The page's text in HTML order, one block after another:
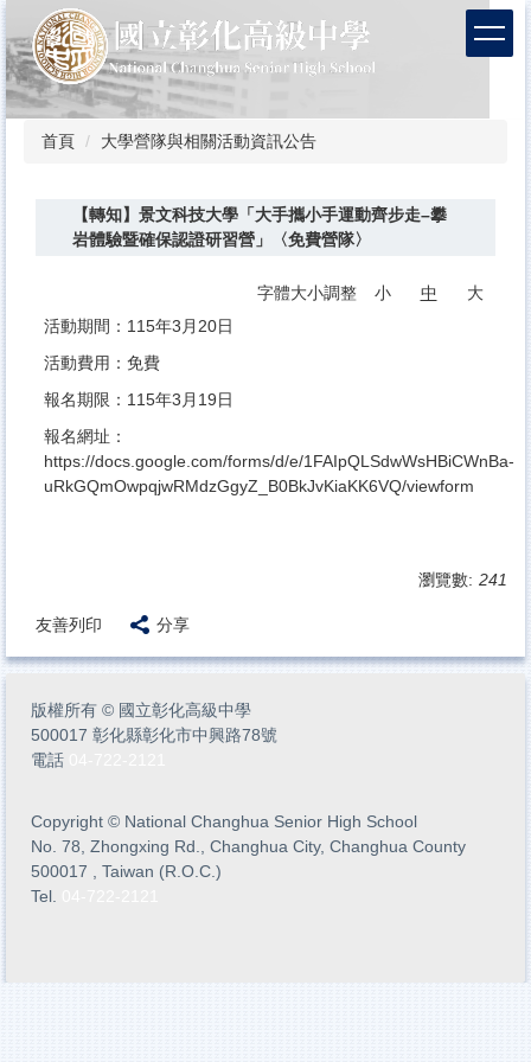
到
主
要
內
首頁 大學營隊與相關活動資訊公告
【轉知】景文科技大學「大手攜小手運動齊步走–攀
岩體驗暨確保認證研習營」〈免費營隊〉
字體大小調整 小 中
大
活動期間：115年3月20日
活動費用：免費
報名期限：115年3月19日
報名網址：
https://docs.google.com/forms/d/e/1FAIpQLSdwWsHBiCWnBa-
uRkGQmOwpqjwRMdzGgyZ_B0BkJvKiaKK6VQ/viewform
瀏覽數: 241
友善列印 分享
版權所有 © 國立彰化高級中學
500017 彰化縣彰化市中興路78號
電話
Copyright © National Changhua Senior High School
No. 78, Zhongxing Rd., Changhua City, Changhua County
500017 , Taiwan (R.O.C.)
Tel.